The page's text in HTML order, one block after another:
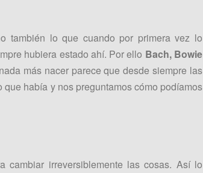
también lo que cuando por primera vez lo
hubiera estado ahí. Por ello Bach, Bowie
más nacer parece que desde siempre las
había y nos preguntamos cómo podíamos
cambiar irreversiblemente las cosas. Así lo